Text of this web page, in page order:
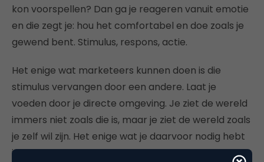
kon voorspellen? Dan ga je reageren vanuit emotie
en die zegt je: hou het comfortabel en doe zoals je
gewend bent. Stimulus, respons, actie.
Het enige wat marketeers kunnen doen is die
stimulus vervangen door een andere. Laat je
voeden door je directe omgeving. Je ziet de wereld
immers niet zoals die is, maar je ziet de wereld zoals
je zelf wil zijn. Het enige wat je daarvoor nodig hebt
is een frisse blik op je eigen werkelijkheid. Inmiddels